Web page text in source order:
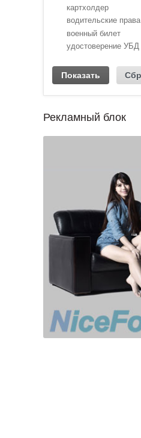
картхолдер
водительские права
военный билет
удостоверение УБД
1 2 3 4
Рекламный блок